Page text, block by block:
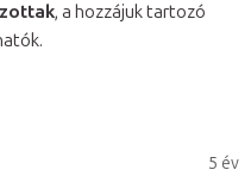
, a hozzájuk tartozó
5 év